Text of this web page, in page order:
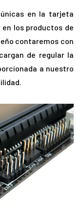
en la tarjeta
los productos de
contaremos con
de regular la
a nuestro